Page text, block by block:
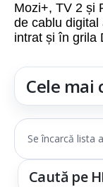
Mozi+, TV 2 și
de cablu digital
intrat și în grila
Cele
Se încarcă lista
Caută pe